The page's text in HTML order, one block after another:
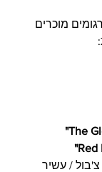
מוכרים
The
"
/ עשיר